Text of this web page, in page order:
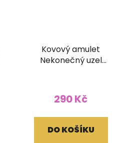
Kovový amulet
Nekonečný uzel
290 Kč
DO KOŠÍKU